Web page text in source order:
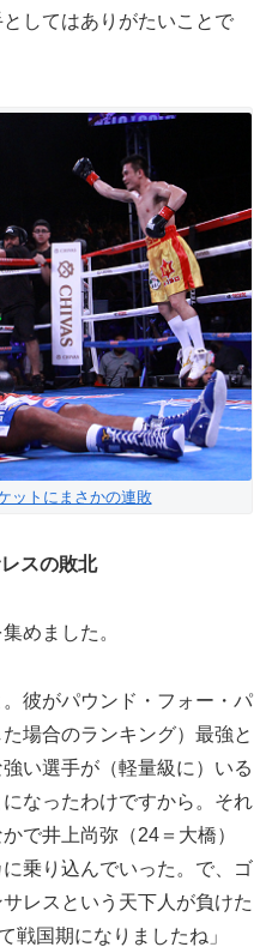
してはありがたいことで
ットにまさかの連敗
スの敗北
めました。
。彼がパウンド・フォー・パ
場合のランキング）最強と
い選手が（軽量級に）いる
なったわけですから。それ
で井上尚弥（24＝大橋）
乗り込んでいった。で、ゴ
レスという天下人が負けた
戦国期になりましたね」